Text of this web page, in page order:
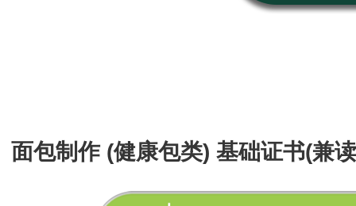
面包制作 (健康包类) 基础证书(兼